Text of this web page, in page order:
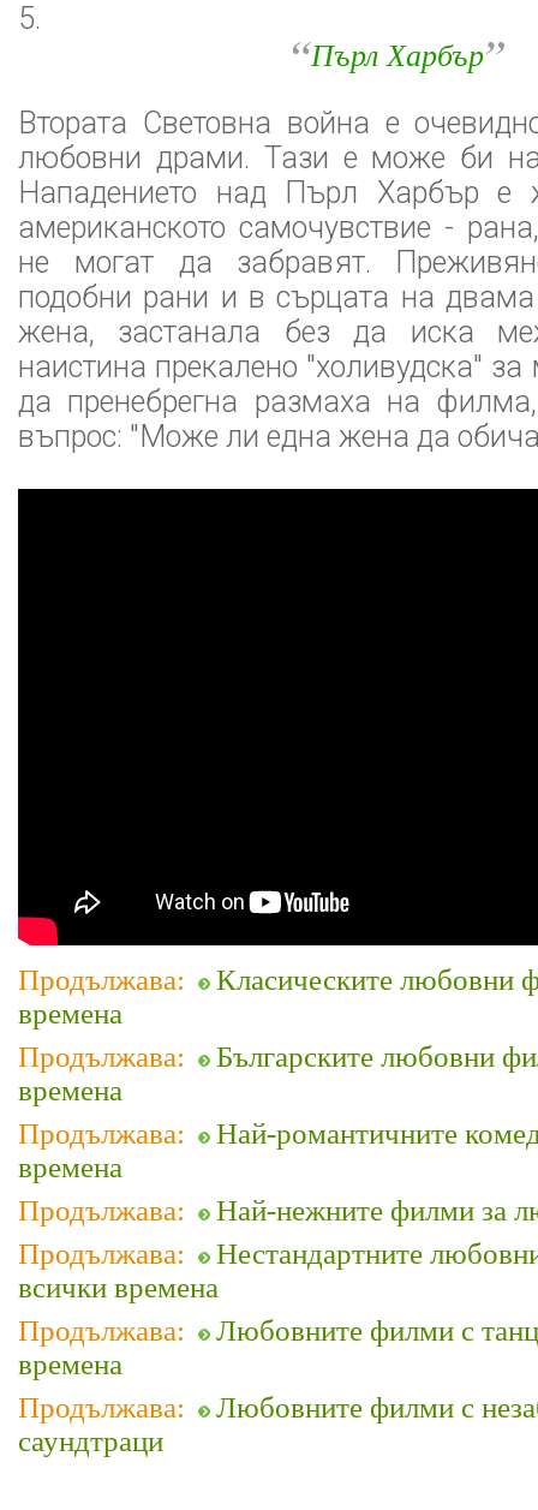
5.
“Пърл Харбър”
Втората Световна война е
любовни драми. Тази е може би
Нападението над Пърл Харбър е
американското самочувствие -
не могат да забравят.
подобни рани и в сърцата на
жена, застанала без да иска
наистина прекалено "холивудска"
да пренебрегна размаха на
въпрос: "Може ли една жена да
Продължава:
Класическите любовни
времена
Продължава:
Българските любовни
времена
Продължава:
Най-романтичните
времена
Продължава:
Най-нежните филми за
Продължава:
Нестандартните
всички времена
Продължава:
Любовните филми с
времена
Продължава:
Любовните филми с
саундтраци